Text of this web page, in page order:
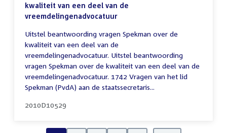
kwaliteit van een deel van de
vreemdelingenadvocatuur
Uitstel beantwoording vragen Spekman over de
kwaliteit van een deel van de
vreemdelingenadvocatuur. Uitstel beantwoording
vragen Spekman over de kwaliteit van een deel van de
vreemdelingenadvocatuur. 1742 Vragen van het lid
Spekman (PvdA) aan de staatssecretaris...
2010D10529